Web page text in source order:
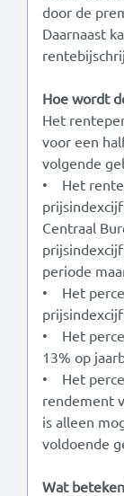
door de
Daarnaast
Hoe wordt
Het
voor een
volgende
• Het
Centraal
periode
• Het
• Het
13% op
• Het
rendement
is alleen
voldoende
Wat